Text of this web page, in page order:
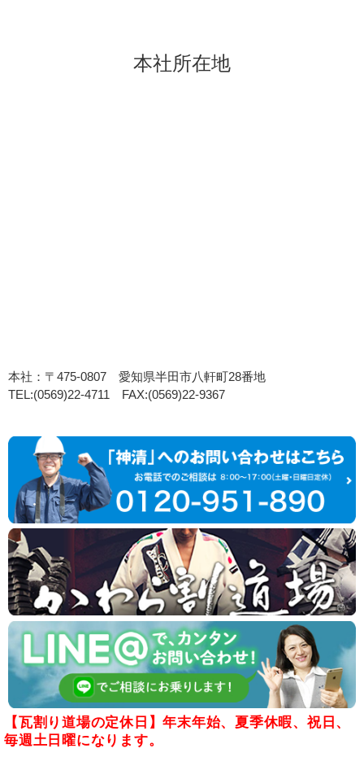
本社所在地
本社：〒475-0807 愛知県半田市八軒町28番地
TEL:(0569)22-4711 FAX:(0569)22-9367
【瓦割り道場の定休日】年末年始、夏季休暇、祝日、
毎週土日曜になります。